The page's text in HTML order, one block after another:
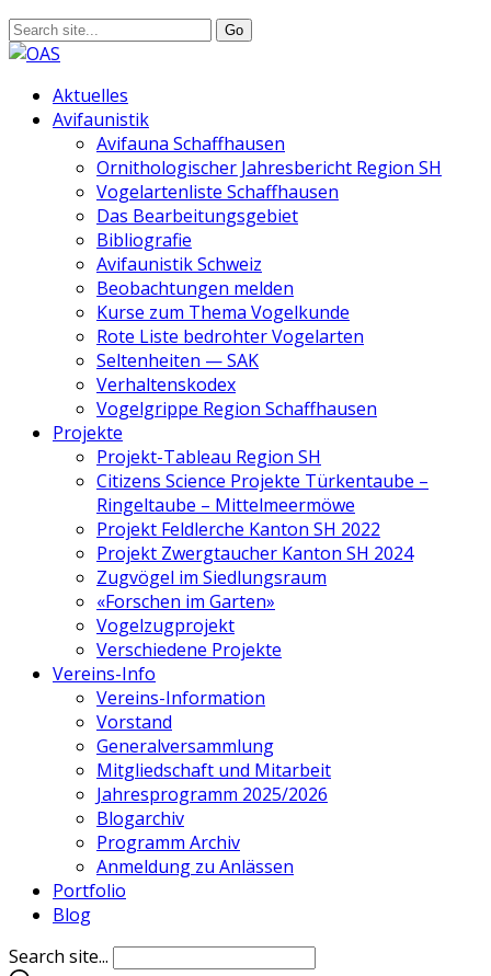
Aktuelles
Avifaunistik
Avifauna Schaffhausen
Ornithologischer Jahresbericht Region SH
Vogelartenliste Schaffhausen
Das Bearbeitungsgebiet
Bibliografie
Avifaunistik Schweiz
Beobachtungen melden
Kurse zum Thema Vogelkunde
Rote Liste bedrohter Vogelarten
Seltenheiten — SAK
Verhaltenskodex
Vogelgrippe Region Schaffhausen
Projekte
Projekt-Tableau Region SH
Citizens Science Projekte Türkentaube –
Ringeltaube – Mittelmeermöwe
Projekt Feldlerche Kanton SH 2022
Projekt Zwergtaucher Kanton SH 2024
Zugvögel im Siedlungsraum
«Forschen im Garten»
Vogelzugprojekt
Verschiedene Projekte
Vereins-Info
Vereins-Information
Vorstand
Generalversammlung
Mitgliedschaft und Mitarbeit
Jahresprogramm 2025/2026
Blogarchiv
Programm Archiv
Anmeldung zu Anlässen
Portfolio
Blog
Search site...